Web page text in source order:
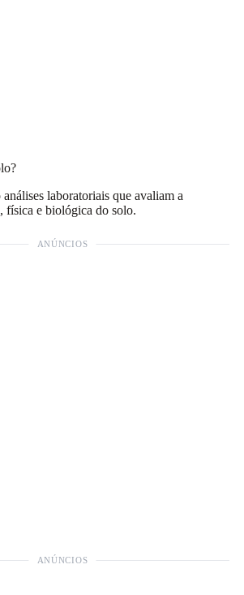
análises laboratoriais que avaliam a
física e biológica do solo.
ANÚNCIOS
ANÚNCIOS